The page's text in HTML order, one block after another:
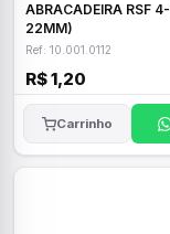
ABRACADEIRA RSF 4- (17 X
22MM)
Ref: 10.001.0112
R$ 1,20
Carrinho